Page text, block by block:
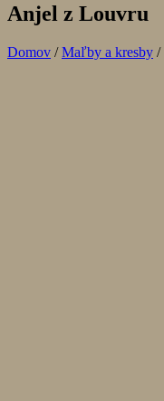
Anjel z Louvru
Domov /Maľby a kresby /